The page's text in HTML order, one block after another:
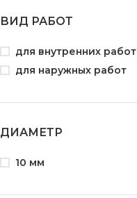
ВИД РАБОТ
для внутренних работ
для наружных работ
ДИАМЕТР
10 мм